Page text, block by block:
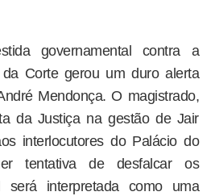
governamental contra a
da Corte gerou um duro alerta
Mendonça. O magistrado,
da Justiça na gestão de Jair
interlocutores do Palácio do
tentativa de desfalcar os
será interpretada como uma